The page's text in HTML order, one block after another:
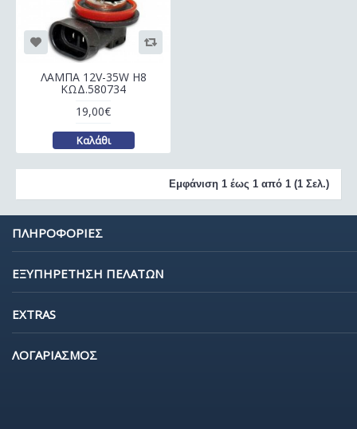
ΛΑΜΠΑ 12V-35W H8
ΚΩΔ.580734
19,00€
Καλάθι
Εμφάνιση 1 έως 1 από 1 (1 Σελ.)
ΠΛΗΡΟΦΟΡΙΕΣ
ΕΞΥΠΗΡΕΤΗΣΗ ΠΕΛΑΤΩΝ
EXTRAS
ΛΟΓΑΡΙΑΣΜΟΣ